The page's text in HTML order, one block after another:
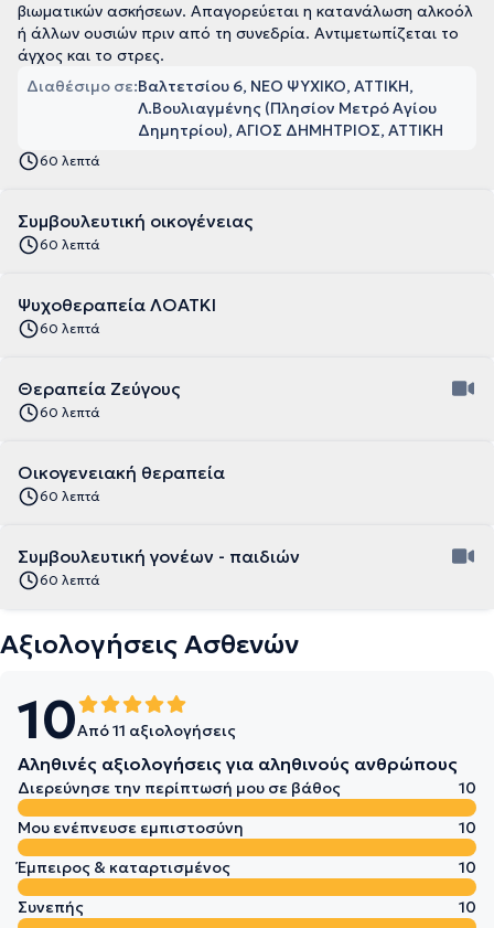
βιωματικών ασκήσεων. Απαγορεύεται η κατανάλωση αλκοόλ
ή άλλων ουσιών πριν από τη συνεδρία. Αντιμετωπίζεται το
άγχος και το στρες.
Διαθέσιμο σε:Βαλτετσίου 6, ΝΕΟ ΨΥΧΙΚΟ, ΑΤΤΙΚΗ
Λ.Βουλιαγμένης (Πλησίον Μετρό Αγίου
Δημητρίου), ΑΓΙΟΣ ΔΗΜΗΤΡΙΟΣ, ΑΤΤΙΚΗ
60 λεπτά
Συμβουλευτική οικογένειας
60 λεπτά
Ψυχοθεραπεία ΛΟΑΤΚΙ
60 λεπτά
Θεραπεία Ζεύγους
60 λεπτά
Οικογενειακή θεραπεία
60 λεπτά
Συμβουλευτική γονέων - παιδιών
60 λεπτά
Αξιολογήσεις Ασθενών
10Από 11 αξιολογήσεις
Αληθινές αξιολογήσεις για αληθινούς ανθρώπους
Διερεύνησε την περίπτωσή μου σε βάθος
10
Μου ενέπνευσε εμπιστοσύνη
10
Έμπειρος & καταρτισμένος
10
Συνεπής
10